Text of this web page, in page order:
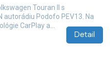
Detail
Touran II s
Podofo PEV13. Na
CarPlay a...